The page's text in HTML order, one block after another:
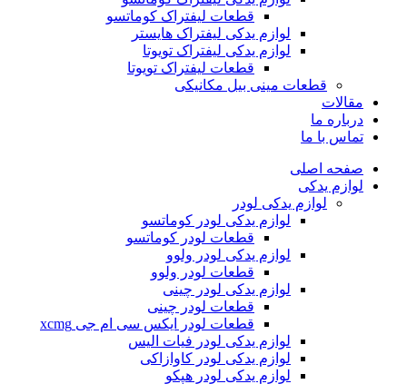
قطعات لیفتراک کوماتسو
لوازم یدکی لیفتراک هایستر
لوازم یدکی لیفتراک تویوتا
قطعات لیفتراک تویوتا
قطعات مینی بیل مکانیکی
ما
با ما
اصلی
یدکی
لوازم یدکی لودر
لوازم یدکی لودر کوماتسو
قطعات لودر کوماتسو
لوازم یدکی لودر ولوو
قطعات لودر ولوو
لوازم یدکی لودر چینی
قطعات لودر چینی
قطعات لودر ایکس سی ام جی xcmg
لوازم یدکی لودر فیات الیس
لوازم یدکی لودر کاوازاکی
لوازم یدکی لودر هپکو